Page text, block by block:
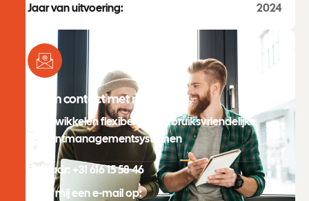
Jaar van uitvoering: 2024
Neem contact met mij op
Ik ontwikkelen flexibele en gebruiksvriendelijke
contentmanagementsystemen
Bel naar: +31 616 15 58 46
Stuur mij een e-mail op: